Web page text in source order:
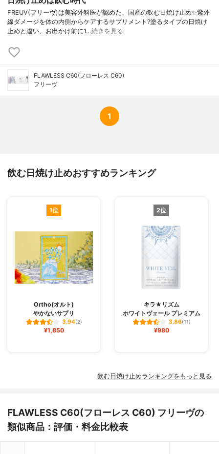
FREUV(フリーヴ)は美容外科医が認めた、国産の飲む日焼け止め✨紫外
線ダメージを体の内側からケアするサプリメント?塗るタイプの日焼け
止めと違い、お出かけ前に1…続きを見る
FLAWLESS C60(フローレス C60)
フリーヴ
1
飲む日焼け止めおすすめランキング
1位
Ortho(オルト)
やかないサプリ
3.94(2)
¥1,850
2位
キラ★リズム
ホワイトヴェール プレミアム
3.86(11)
¥980
飲む日焼け止めランキングをもっと見る
FLAWLESS C60(フローレス C60) フリーヴの
類似商品：評価・料金比較表